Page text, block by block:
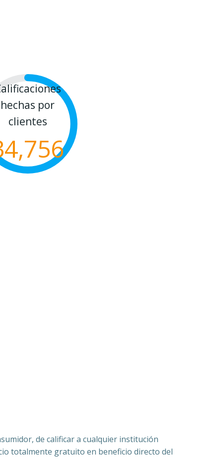
hechas por
clientes
de calificar a cualquier institución
totalmente gratuito en beneficio directo del